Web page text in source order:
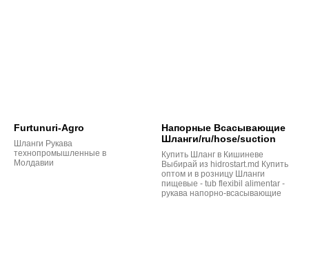
Furtunuri-Agro
Шланги Рукава
технопромышленные в
Молдавии
Напорные Всасывающие
Шланги/ru/hose/suction
Купить Шланг в Кишиневе
Выбирай из hidrostart.md Купить
оптом и в розницу Шланги
пищевые - tub flexibil alimentar -
рукава напорно-всасывающие